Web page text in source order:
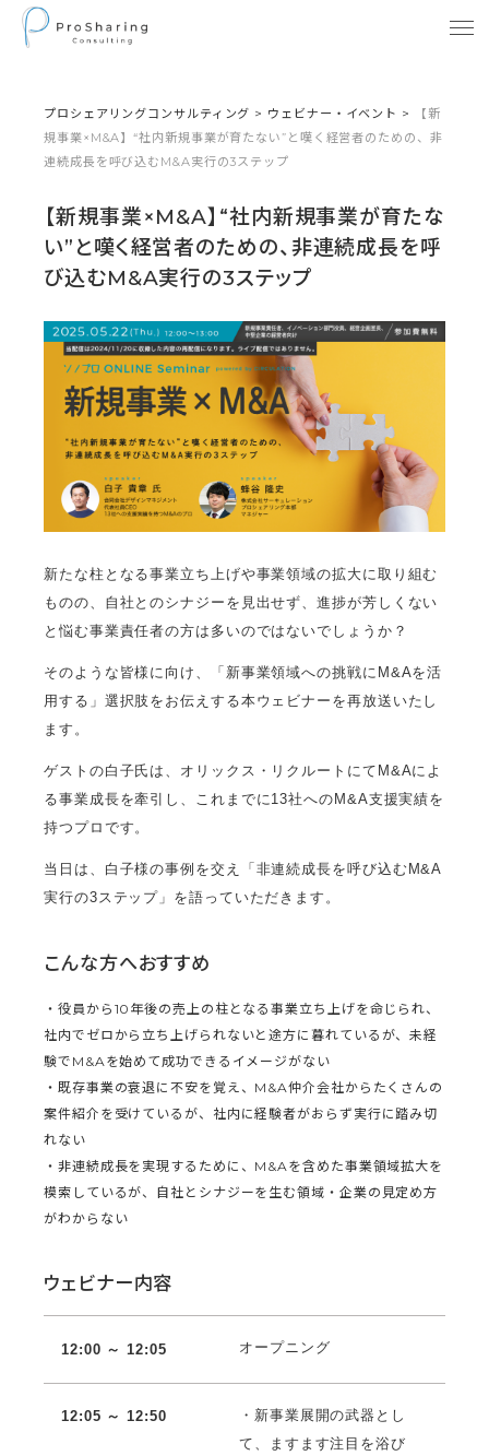
プロシェアリングコンサルティング > ウェビナー・イベント >
【新
規事業×M&A】“社内新規事業が育たない”と嘆く経営者のための、非
連続成長を呼び込むM&A実行の3ステップ
【新規事業×M&A】“社内新規事業が育たな
い”と嘆く経営者のための、非連続成長を呼
び込むM&A実行の3ステップ
新たな柱となる事業立ち上げや事業領域の拡大に取り組む
ものの、自社とのシナジーを見出せず、進捗が芳しくない
と悩む事業責任者の方は多いのではないでしょうか？
そのような皆様に向け、「新事業領域への挑戦にM&Aを活
用する」選択肢をお伝えする本ウェビナーを再放送いたし
ます。
ゲストの白子氏は、オリックス・リクルートにてM&Aによ
る事業成長を牽引し、これまでに13社へのM&A支援実績を
持つプロです。
当日は、白子様の事例を交え「非連続成長を呼び込むM&A
実行の3ステップ」を語っていただきます。
こんな方へおすすめ
・役員から10年後の売上の柱となる事業立ち上げを命じられ、
社内でゼロから立ち上げられないと途方に暮れているが、未経
験でM&Aを始めて成功できるイメージがない
・既存事業の衰退に不安を覚え、M&A仲介会社からたくさんの
案件紹介を受けているが、社内に経験者がおらず実行に踏み切
れない
・非連続成長を実現するために、M&Aを含めた事業領域拡大を
模索しているが、自社とシナジーを生む領域・企業の見定め方
がわからない
ウェビナー内容
12:00 ～ 12:05 オープニング
12:05 ～ 12:50
・新事業展開の武器とし
て、ますます注目を浴び